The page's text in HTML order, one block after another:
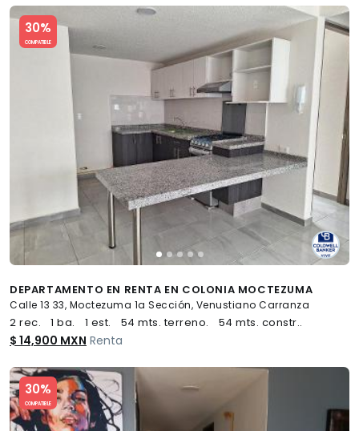
30%
COMPATIBLE
Slide 1 of 5
DEPARTAMENTO EN RENTA EN COLONIA MOCTEZUMA
Calle 13 33, Moctezuma 1a Sección, Venustiano Carranza
2 rec. 1 ba. 1 est. 54 mts. terreno. 54 mts. constr..
$ 14,900 MXN Renta
30%
COMPATIBLE
Slide 1 of 5